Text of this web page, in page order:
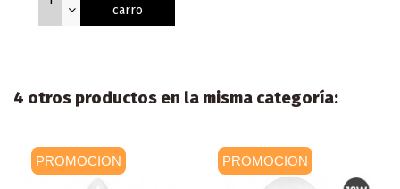
carro
4 otros productos en la misma categoría:
PROMOCION PROMOCION